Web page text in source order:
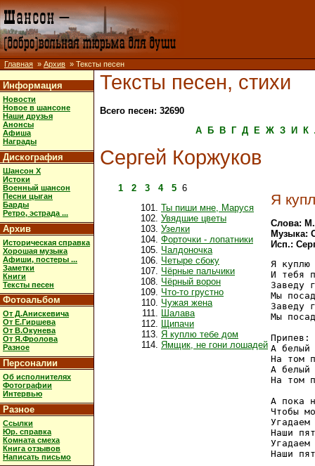
Главная » Архив » Тексты песен
Информация
Новости
Новое в шансоне
Наши друзья
Анонсы
Афиша
Награды
Дискография
Шансон X
Истоки
Военный шансон
Песни цыган
Барды
Ретро, эстрада ...
Архив
Историческая справка
Хорошая музыка
Афиши, постеры ...
Заметки
Книги
Тексты песен
Фотоальбом
От Д.Анискевича
От Е.Гиршева
От В.Окунева
От Я.Фролова
Разное
Персоналии
Об исполнителях
Фотографии
Интервью
Разное
Ссылки
Юр. справка
Комната смеха
Книга отзывов
Написать письмо
Тексты песен, стихи
Всего песен: 32690
А
Б В Г Д Е Ж З И К
Сергей Коржуков
1 2 3 4 5 6
Ты пиши мне, Маруся
Увядшие цветы
Узелки
Форточки - лопатники
Чалдоночка
Четыре сбоку
Чёрные пальчики
Чёрный ворон
Что-то грустно
Чужая жена
Шалава
Щипачи
Я куплю тебе дом
Ямщик, не гони лошадей
Я
Слова:
Музыка:
Исп.:
Я куплю
И тебя
Заведу
Мы
Заведу
Мы
Припев:
А белый
На том
А белый
На том
А пока
Чтобы
Наши
Наши